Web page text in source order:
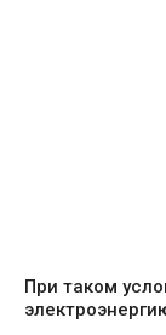
При таком